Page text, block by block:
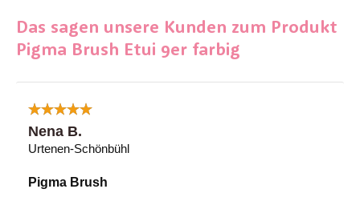
Das sagen unsere Kunden zum Produkt
Pigma Brush Etui 9er farbig
Nena B.
Urtenen-Schönbühl
Pigma Brush